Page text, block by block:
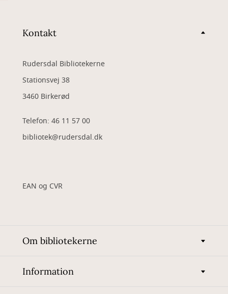
Kontakt
Rudersdal Bibliotekerne
Stationsvej 38
3460 Birkerød
Telefon: 46 11 57 00
bibliotek@rudersdal.dk
EAN og CVR
Om bibliotekerne
Information